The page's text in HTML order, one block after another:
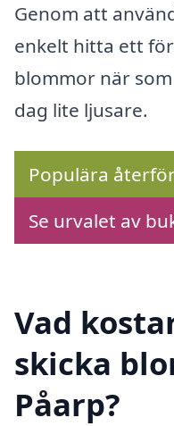
Genom att
enkelt hitta ett
blommor när
dag lite ljusare.
Populära
Se urvalet av
Vad
skicka
Påarp?